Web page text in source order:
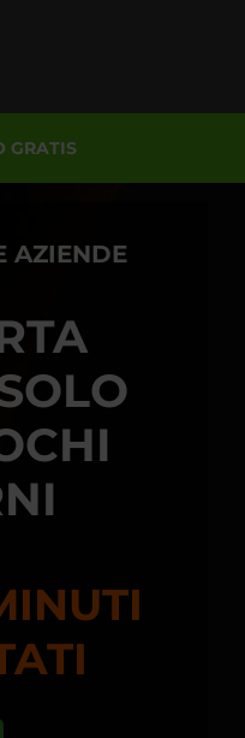
GRATIS
AZIENDE